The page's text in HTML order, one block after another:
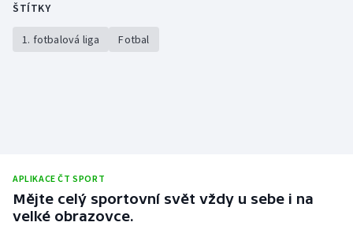
Lyže a snowboard
Moderní pětiboj
Plavání
ŠTÍTKY
1. fotbalová liga Fotbal
APLIKACE ČT SPORT
Mějte celý sportovní svět vždy u sebe i na
velké obrazovce.